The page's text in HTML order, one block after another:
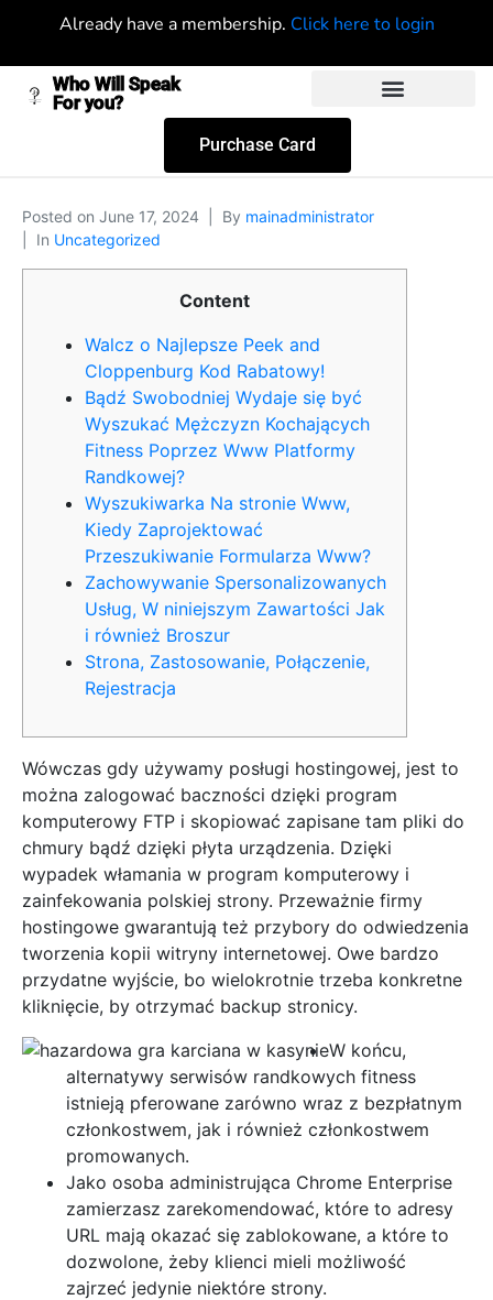
Already have a membership. Click here to login
Who Will Speak
For you?
Purchase Card
Posted on June 17, 2024 By mainadministrator
In Uncategorized
Content
Walcz o Najlepsze Peek and
Cloppenburg Kod Rabatowy!
Bądź Swobodniej Wydaje się być
Wyszukać Mężczyzn Kochających
Fitness Poprzez Www Platformy
Randkowej?
Wyszukiwarka Na stronie Www,
Kiedy Zaprojektować
Przeszukiwanie Formularza Www?
Zachowywanie Spersonalizowanych
Usług, W niniejszym Zawartości Jak
i również Broszur
Strona, Zastosowanie, Połączenie,
Rejestracja
Wówczas gdy używamy posługi hostingowej, jest to
można zalogować baczności dzięki program
komputerowy FTP i skopiować zapisane tam pliki do
chmury bądź dzięki płyta urządzenia. Dzięki
wypadek włamania w program komputerowy i
zainfekowania polskiej strony. Przeważnie firmy
hostingowe gwarantują też przybory do odwiedzenia
tworzenia kopii witryny internetowej. Owe bardzo
przydatne wyjście, bo wielokrotnie trzeba konkretne
kliknięcie, by otrzymać backup stronicy.
W końcu,
alternatywy serwisów randkowych fitness
istnieją pferowane zarówno wraz z bezpłatnym
członkostwem, jak i również członkostwem
promowanych.
Jako osoba administrująca Chrome Enterprise
zamierzasz zarekomendować, które to adresy
URL mają okazać się zablokowane, a które to
dozwolone, żeby klienci mieli możliwość
zajrzeć jedynie niektóre strony.